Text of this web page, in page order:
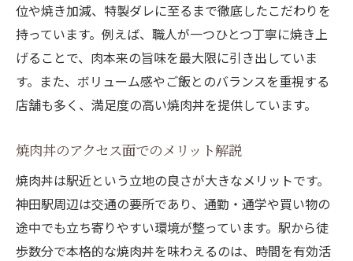
位や焼き加減、特製ダレに至るまで徹底したこだわりを
持っています。例えば、職人が一つひとつ丁寧に焼き上
げることで、肉本来の旨味を最大限に引き出していま
す。また、ボリューム感やご飯とのバランスを重視する
店舗も多く、満足度の高い焼肉丼を提供しています。
焼肉丼のアクセス面でのメリット解説
焼肉丼は駅近という立地の良さが大きなメリットです。
神田駅周辺は交通の要所であり、通勤・通学や買い物の
途中でも立ち寄りやすい環境が整っています。駅から徒
歩数分で本格的な焼肉丼を味わえるのは、時間を有効活